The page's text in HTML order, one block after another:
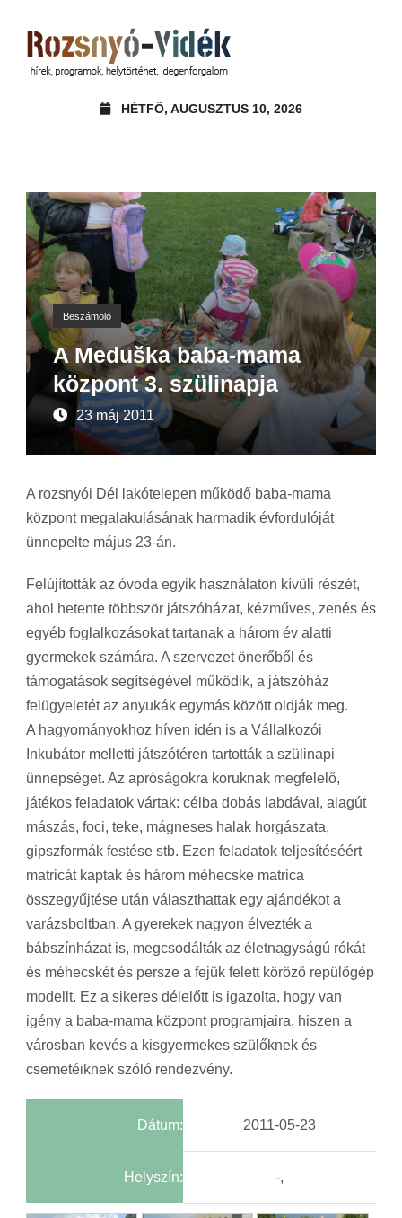
HÉTFŐ, AUGUSZTUS 10, 2026
Beszámoló
A Meduška baba-mama
központ 3. szülinapja
23 máj 2011
A rozsnyói Dél lakótelepen működő baba-mama
központ megalakulásának harmadik évfordulóját
ünnepelte május 23-án.
Felújították az óvoda egyik használaton kívüli részét,
ahol hetente többször játszóházat, kézműves, zenés és
egyéb foglalkozásokat tartanak a három év alatti
gyermekek számára. A szervezet önerőből és
támogatások segítségével működik, a játszóház
felügyeletét az anyukák egymás között oldják meg.
A hagyományokhoz híven idén is a Vállalkozói
Inkubátor melletti játszótéren tartották a szülinapi
ünnepséget. Az apróságokra koruknak megfelelő,
játékos feladatok vártak: célba dobás labdával, alagút
mászás, foci, teke, mágneses halak horgászata,
gipszformák festése stb. Ezen feladatok teljesítéséért
matricát kaptak és három méhecske matrica
összegyűjtése után választhattak egy ajándékot a
varázsboltban. A gyerekek nagyon élvezték a
bábszínházat is, megcsodálták az életnagyságú rókát
és méhecskét és persze a fejük felett köröző repülőgép
modellt. Ez a sikeres délelőtt is igazolta, hogy van
igény a baba-mama központ programjaira, hiszen a
városban kevés a kisgyermekes szülőknek és
csemetéiknek szóló rendezvény.
Dátum: 2011-05-23
Helyszín: -,